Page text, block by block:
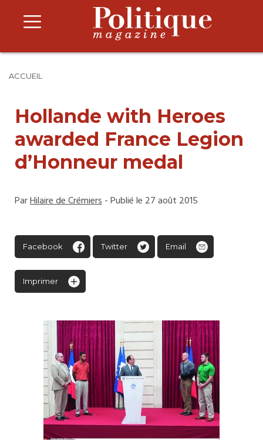
ACCUEIL
Hollande with Heroes
awarded France Legion
d’Honneur medal
ParHilaire de Crémiers- Publié le 27 août 2015
Facebook Twitter Email
Imprimer